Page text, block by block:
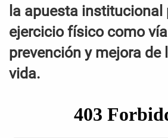
la apuesta institucional
ejercicio físico como
prevención y mejora de
vida.